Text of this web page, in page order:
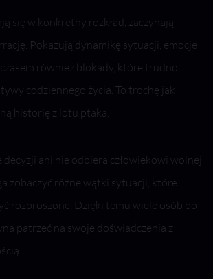
się w konkretny rozkład, zaczynają
Pokazują dynamikę sytuacji, emocje
również blokady, które trudno
codziennego życia. To trochę jak
historię z lotu ptaka.
ani nie odbiera człowiekowi wolnej
zobaczyć różne wątki sytuacji, które
rozproszone. Dzięki temu wiele osób po
patrzeć na swoje doświadczenia z